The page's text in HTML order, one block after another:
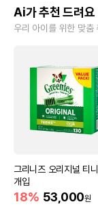
Ai가 추천 드려요
우리 아이를 위한 맞춤
그리니즈 오리지널 티
개입
18% 53,000원